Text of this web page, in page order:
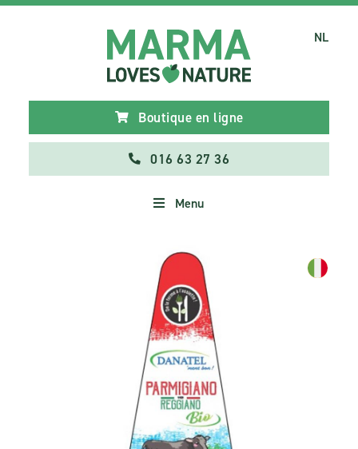
Boutique en ligne
016 63 27 36
Menu
NL